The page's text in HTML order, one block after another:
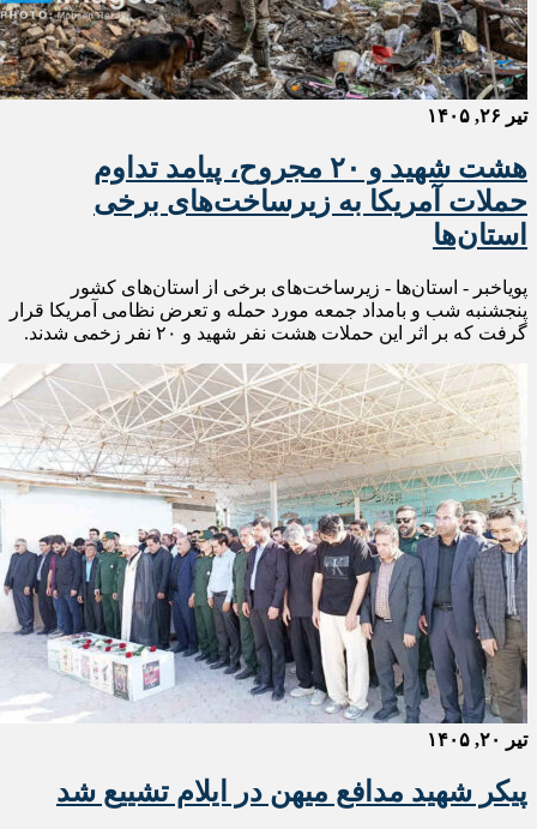
تیر ۲۶, ۱۴۰۵
هشت شهید و ۲۰ مجروح، پیامد تداوم
حملات آمریکا به زیرساخت‌های برخی
استان‌ها
پویاخبر - استان‌ها - زیرساخت‌های برخی از استان‌های کشور
پنجشنبه شب و بامداد جمعه مورد حمله و تعرض نظامی آمریکا قرار
گرفت که بر اثر این حملات هشت نفر شهید و ۲۰ نفر زخمی شدند.
تیر ۲۰, ۱۴۰۵
پیکر شهید مدافع میهن در ایلام تشییع شد